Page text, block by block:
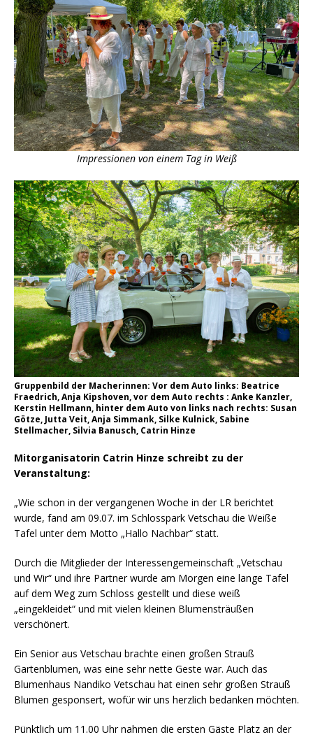
Impressionen von einem Tag in Weiß
Gruppenbild der Macherinnen: Vor dem Auto links: Beatrice
Fraedrich, Anja Kipshoven, vor dem Auto rechts : Anke Kanzler,
Kerstin Hellmann, hinter dem Auto von links nach rechts: Susan
Götze, Jutta Veit, Anja Simmank, Silke Kulnick, Sabine
Stellmacher, Silvia Banusch, Catrin Hinze
Mitorganisatorin Catrin Hinze schreibt zu der
Veranstaltung:
„Wie schon in der vergangenen Woche in der LR berichtet
wurde, fand am 09.07. im Schlosspark Vetschau die Weiße
Tafel unter dem Motto „Hallo Nachbar“ statt.
Durch die Mitglieder der Interessengemeinschaft „Vetschau
und Wir“ und ihre Partner wurde am Morgen eine lange Tafel
auf dem Weg zum Schloss gestellt und diese weiß
„eingekleidet“ und mit vielen kleinen Blumensträußen
verschönert.
Ein Senior aus Vetschau brachte einen großen Strauß
Gartenblumen, was eine sehr nette Geste war. Auch das
Blumenhaus Nandiko Vetschau hat einen sehr großen Strauß
Blumen gesponsert, wofür wir uns herzlich bedanken möchten.
Pünktlich um 11.00 Uhr nahmen die ersten Gäste Platz an der